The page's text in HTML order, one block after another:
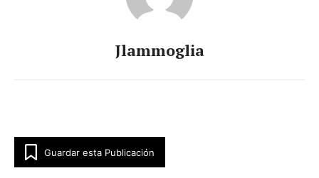
Jlammoglia
Guardar esta Publicación